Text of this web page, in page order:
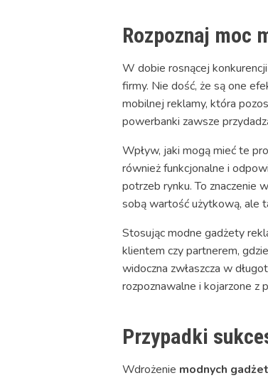
Rozpoznaj moc
W dobie rosnącej konkurencji
firmy. Nie dość, że są one
mobilnej reklamy, która
powerbanki zawsze
Wpływ, jaki mogą mieć te
również funkcjonalne i
potrzeb rynku. To znaczenie
sobą wartość użytkową, ale
Stosując modne gadżety
klientem czy partnerem,
widoczna zwłaszcza w
rozpoznawalne i kojarzone z
Przypadki
Wdrożenie modnych